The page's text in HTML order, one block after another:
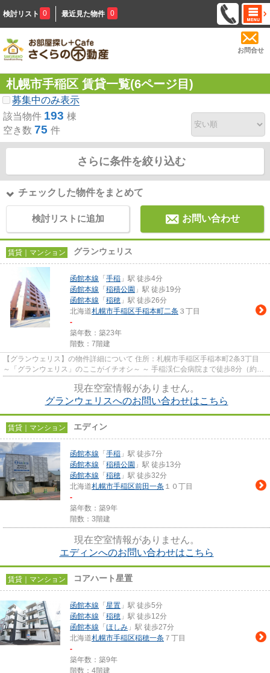
検討リスト 0 最近見た物件 0
お問合せ
札幌市手稲区 賃貸一覧(6ページ目)
募集中のみ表示
該当物件 193 棟
空き数 75 件
さらに条件を絞り込む
チェックした物件をまとめて
検討リストに追加 お問い合わせ
賃貸｜マンション グランウェリス
函館本線 「 手稲 」駅 徒歩4分
函館本線 「 稲積公園 」駅 徒歩19分
函館本線 「 稲穂 」駅 徒歩26分
北海道札幌市手稲区手稲本町二条 ３丁目
-
築年数：築23年
階数：7階建
【グランウェリス】の物件詳細について 住所：札幌市手稲区手稲本町2条3丁目
～「グランウェリス」のここがイチオシ～ ～ 手稲渓仁会病院まで徒歩8分（約
現在空室情報がありません。
グランウェリスへのお問い合わせはこちら
賃貸｜マンション エディン
函館本線 「 手稲 」駅 徒歩7分
函館本線 「 稲積公園 」駅 徒歩13分
函館本線 「 稲穂 」駅 徒歩32分
北海道札幌市手稲区前田一条 １０丁目
-
築年数：築9年
階数：3階建
現在空室情報がありません。
エディンへのお問い合わせはこちら
賃貸｜マンション コアハート星置
函館本線 「 星置 」駅 徒歩5分
函館本線 「 稲穂 」駅 徒歩12分
函館本線 「 ほしみ 」駅 徒歩27分
北海道札幌市手稲区稲穂一条 ７丁目
-
築年数：築9年
階数：4階建